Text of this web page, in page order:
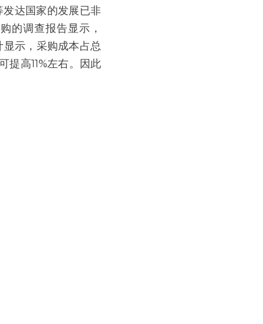
达国家的发展已非
的调查报告显示，
示，采购成本占总
提高11%左右。因此